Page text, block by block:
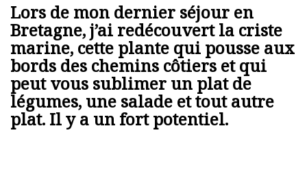
Lors de mon dernier séjour en
Bretagne, j’ai redécouvert la criste
marine, cette plante qui pousse aux
bords des chemins côtiers et qui
peut vous sublimer un plat de
légumes, une salade et tout autre
plat. Il y a un fort potentiel.